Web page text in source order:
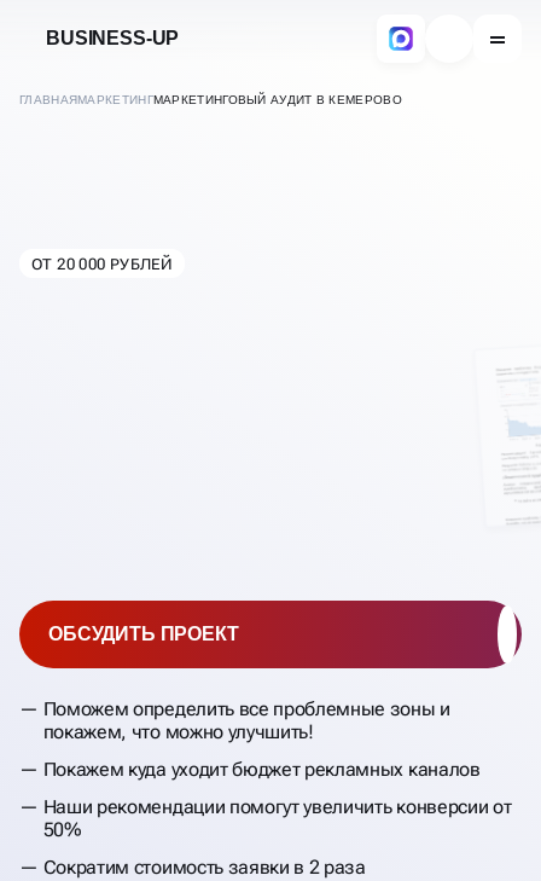
BUSINESS-UP
ГЛАВНАЯМАРКЕТИНГМАРКЕТИНГОВЫЙ АУДИТ В КЕМЕРОВО
МАРКЕТИНГОВЫЙ АУДИТ
ОТ 20 000 РУБЛЕЙ
Поможем определить все проблемные зоны и
покажем, что можно улучшить!
Покажем куда уходит бюджет рекламных каналов
Наши рекомендации помогут увеличить конверсии от
50%
Сократим стоимость заявки в 2 раза
ОБСУДИТЬ ПРОЕКТ